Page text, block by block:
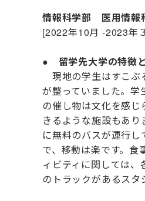
情報科学部 医用情
[2022年10月 ‐2023年
● 留学先大学の特徴
現地の学生はすこぶ
が整っていました。学
の催し物は文化を感
きるような施設もあ
に無料のバスが運行
で、移動は楽です。
ィビティに関しては
のトラックがあるスタ